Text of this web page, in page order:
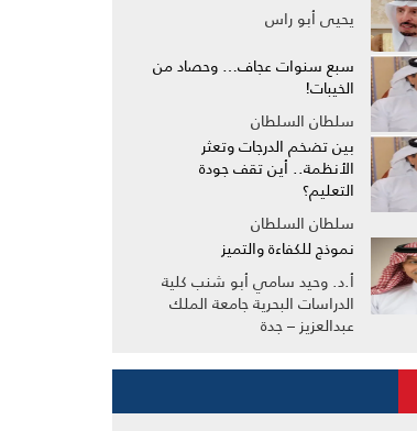
يحيى أبو راس
سبع سنوات عجاف… وحصاد من
الخيبات!
سلطان السلطان
بين تضخم الدرجات وتعثر
الأنظمة.. أين تقف جودة
التعليم؟
سلطان السلطان
نموذج للكفاءة والتميز
أ.د. وحيد سامي أبو شنب كلية
الدراسات البحرية جامعة الملك
عبدالعزيز – جدة